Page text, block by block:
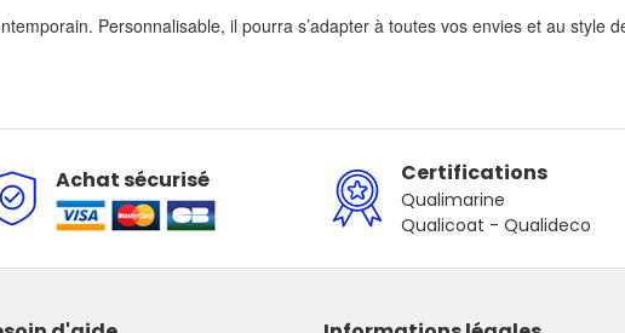
Personnalisable, il pourra s’adapter à toutes vos envies et au style
Achat sécurisé Certifications
Qualimarine
Qualicoat - Qualideco